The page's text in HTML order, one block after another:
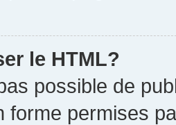
le HTML?
possible de
forme permises